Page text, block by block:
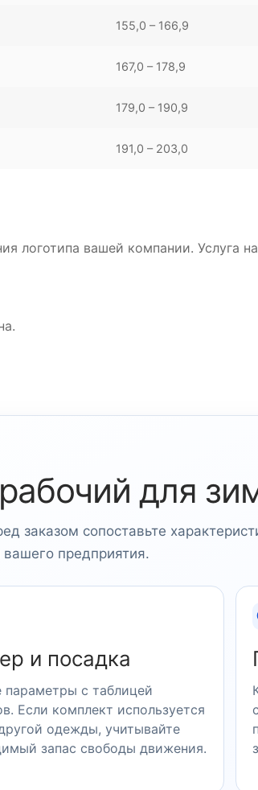
155,0 – 166,9
167,0 – 178,9
179,0 – 190,9
191,0 – 203,0
вашей компании. Услуга
для
заказом сопоставьте
предприятия.
и посадка
параметры с таблицей
Если комплект используется
одежды, учитывайте
запас свободы движения.